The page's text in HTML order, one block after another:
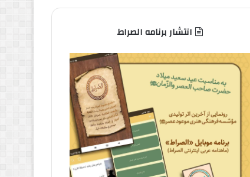
انتشار برنامه الصراط